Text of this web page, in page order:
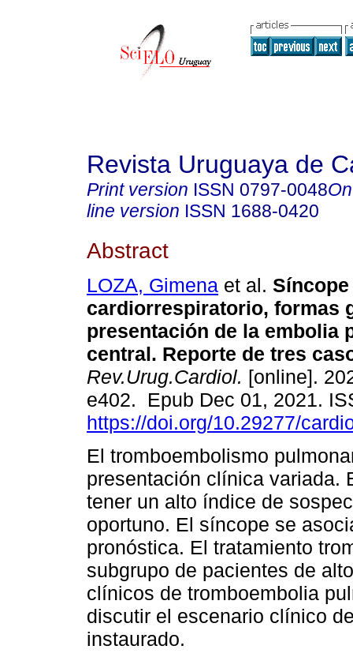
Revista Uruguaya de
Print version ISSN 0797-0048
line version ISSN 1688-0420
Abstract
LOZA, Gimena et al.
cardiorrespiratorio, formas
presentación de la embolia
central. Reporte de tres
Rev.Urug.Cardiol. [online].
e402. Epub Dec 01, 2021.
https://doi.org/10.29277/
El tromboembolismo
presentación clínica variada.
tener un alto índice de
oportuno. El síncope se
pronóstica. El tratamiento
subgrupo de pacientes de
clínicos de tromboembolia
discutir el escenario clínico
instaurado.